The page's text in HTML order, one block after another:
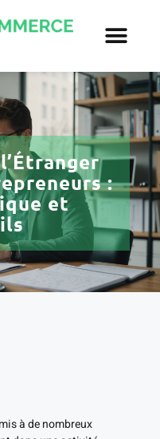
:
et
à de nombreux